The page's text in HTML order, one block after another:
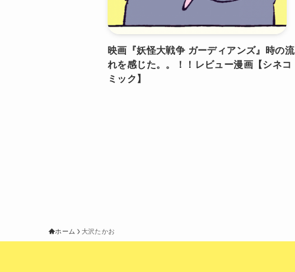
映画『妖怪大戦争 ガーディアンズ』時の流
れを感じた。。！！レビュー漫画【シネコ
ミック】
ホーム 大沢たかお